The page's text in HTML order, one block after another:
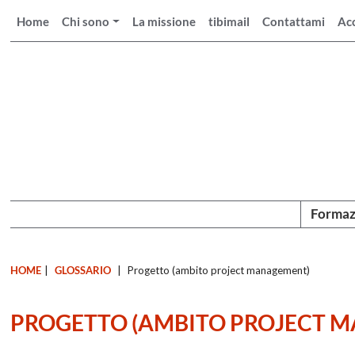
Home Chi sono La missione tibimail Contattami
HOME GLOSSARIO Progetto (ambito project management)
PROGETTO (AMBITO PROJECT